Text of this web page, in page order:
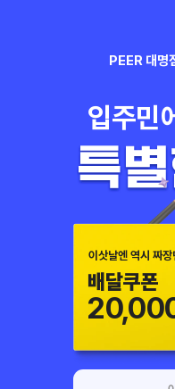
PEER 대명
입주민
배달쿠폰
이삿날엔 역시 짜장